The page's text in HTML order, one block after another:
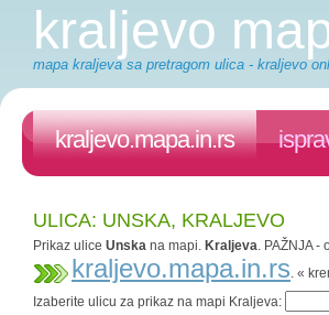
kraljevo
mapa kraljeva sa pretragom ulica - kraljevo
kraljevo.mapa.in.rs
ULICA: UNSKA, KRALJEVO
Prikaz ulice Unska na mapi. Kraljeva. PAŽNJA -
kraljevo.mapa.in.rs. «
Izaberite ulicu za prikaz na mapi Kraljeva: